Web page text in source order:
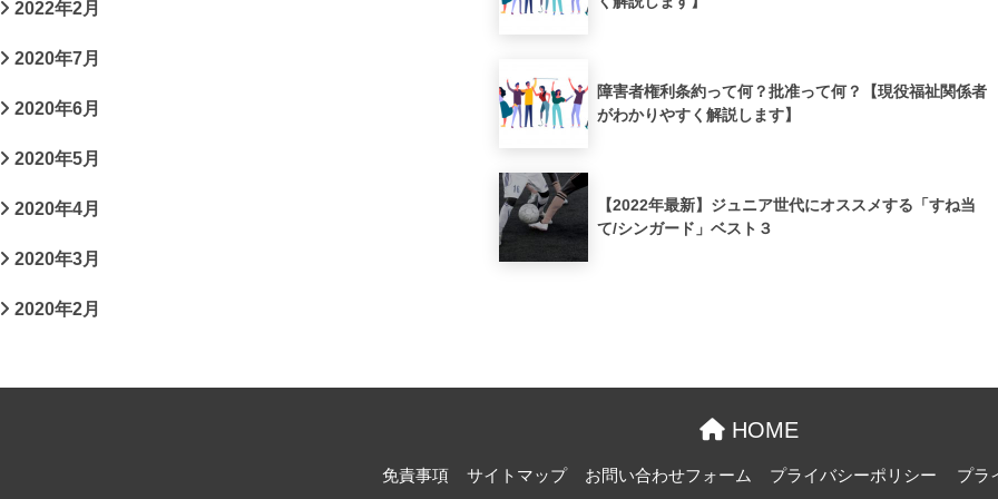
2022年2月
2020年7月
2020年6月
2020年5月
2020年4月
2020年3月
2020年2月
障害者権利条約って何？批准って何？【現役福祉関係者
がわかりやすく解説します】
【2022年最新】ジュニア世代にオススメする「すね当
て/シンガード」ベスト３
HOME
免責事項 サイトマップ お問い合わせフォーム プライバシーポリシー プラ